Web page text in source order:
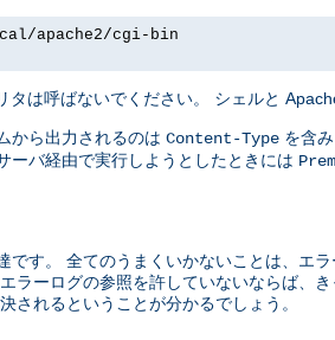
apache2/cgi-bin
タは呼ばないでください。 シェルと
から出力されるのは Content-Type を含
ーバ経由で実行しようとしたときには
です。 全てのうまくいかないことは、エ
ラーログの参照を許していないならば、
されるということが分かるでしょう。